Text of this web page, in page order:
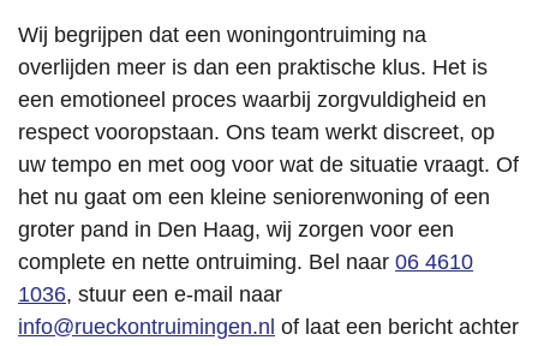
Wij begrijpen dat een woningontruiming na
overlijden meer is dan een praktische klus. Het is
een emotioneel proces waarbij zorgvuldigheid en
respect vooropstaan. Ons team werkt discreet, op
uw tempo en met oog voor wat de situatie vraagt. Of
het nu gaat om een kleine seniorenwoning of een
groter pand in Den Haag, wij zorgen voor een
complete en nette ontruiming. Bel naar 06 4610
1036, stuur een e-mail naar
info@rueckontruimingen.nl of laat een bericht achter